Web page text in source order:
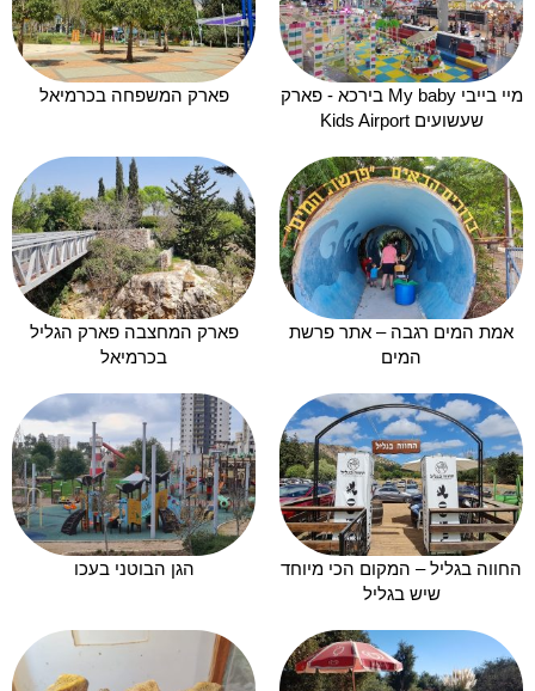
מיי בייבי My baby בירכא - פארק
שעשועים Kids Airport
פארק המשפחה בכרמיאל
אמת המים רגבה – אתר פרשת
המים
פארק המחצבה פארק הגליל
בכרמיאל
החווה בגליל – המקום הכי מיוחד
שיש בגליל
הגן הבוטני בעכו